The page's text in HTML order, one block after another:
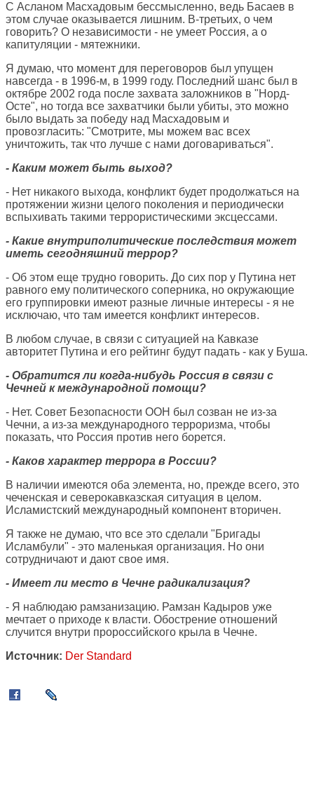
С Асланом Масхадовым бессмысленно, ведь Басаев в
этом случае оказывается лишним. В-третьих, о чем
говорить? О независимости - не умеет Россия, а о
капитуляции - мятежники.
Я думаю, что момент для переговоров был упущен
навсегда - в 1996-м, в 1999 году. Последний шанс был в
октябре 2002 года после захвата заложников в "Норд-
Осте", но тогда все захватчики были убиты, это можно
было выдать за победу над Масхадовым и
провозгласить: "Смотрите, мы можем вас всех
уничтожить, так что лучше с нами договариваться".
- Каким может быть выход?
- Нет никакого выхода, конфликт будет продолжаться на
протяжении жизни целого поколения и периодически
вспыхивать такими террористическими эксцессами.
- Какие внутриполитические последствия может
иметь сегодняшний террор?
- Об этом еще трудно говорить. До сих пор у Путина нет
равного ему политического соперника, но окружающие
его группировки имеют разные личные интересы - я не
исключаю, что там имеется конфликт интересов.
В любом случае, в связи с ситуацией на Кавказе
авторитет Путина и его рейтинг будут падать - как у Буша.
- Обратится ли когда-нибудь Россия в связи с
Чечней к международной помощи?
- Нет. Совет Безопасности ООН был созван не из-за
Чечни, а из-за международного терроризма, чтобы
показать, что Россия против него борется.
- Каков характер террора в России?
В наличии имеются оба элемента, но, прежде всего, это
чеченская и северокавказская ситуация в целом.
Исламистский международный компонент вторичен.
Я также не думаю, что все это сделали "Бригады
Исламбули" - это маленькая организация. Но они
сотрудничают и дают свое имя.
- Имеет ли место в Чечне радикализация?
- Я наблюдаю рамзанизацию. Рамзан Кадыров уже
мечтает о приходе к власти. Обострение отношений
случится внутри пророссийского крыла в Чечне.
Источник: Der Standard